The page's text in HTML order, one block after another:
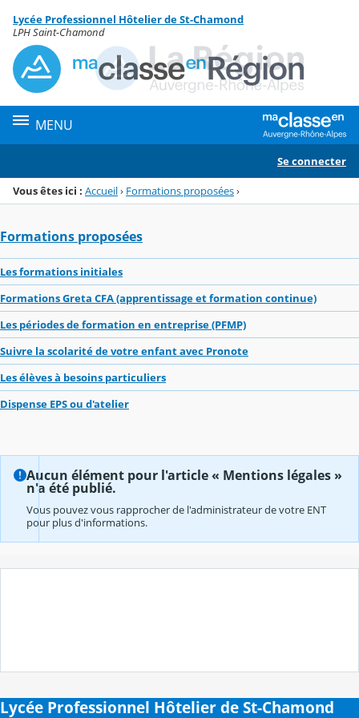
Menu de la rubrique
Contenu
Lycée Professionnel Hôtelier de St-Chamond
LPH Saint-Chamond
MENU
Se connecter
Vous êtes ici : Accueil› Formations proposées›
Formations proposées
Les formations initiales
Formations Greta CFA (apprentissage et formation continue)
Les périodes de formation en entreprise (PFMP)
Suivre la scolarité de votre enfant avec Pronote
Les élèves à besoins particuliers
Dispense EPS ou d'atelier
Aucun élément pour l'article « Mentions légales »
n'a été publié.
Vous pouvez vous rapprocher de l'administrateur de votre ENT
pour plus d'informations.
Lycée Professionnel Hôtelier de St-Chamond